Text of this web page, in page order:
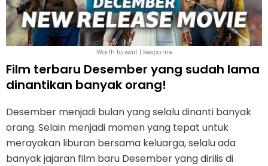
Worth to wait | keepo.me
Film terbaru Desember yang sudah lama
dinantikan banyak orang!
Desember menjadi bulan yang selalu dinanti banyak
orang. Selain menjadi momen yang tepat untuk
merayakan liburan bersama keluarga, selalu ada
banyak jajaran film baru Desember yang dirilis di